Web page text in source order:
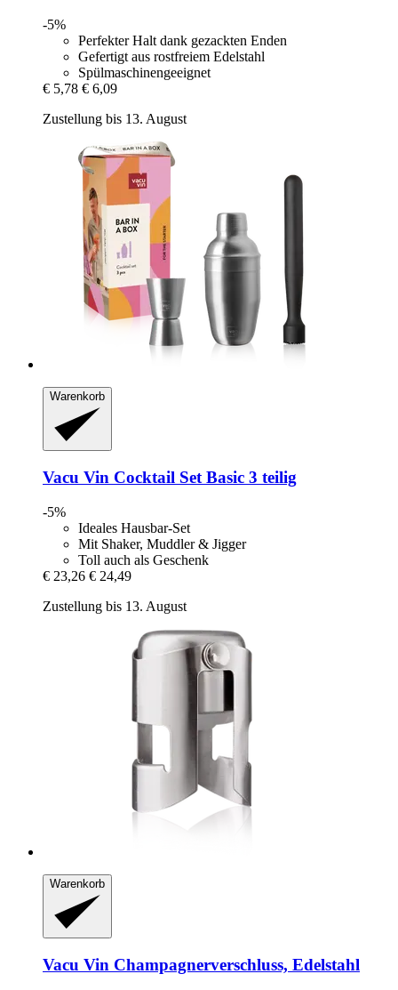
-5%
Perfekter Halt dank gezackten Enden
Gefertigt aus rostfreiem Edelstahl
Spülmaschinengeeignet
€ 5,78 € 6,09
Zustellung bis 13. August
Warenkorb
Vacu Vin Cocktail Set Basic 3 teilig
-5%
Ideales Hausbar-Set
Mit Shaker, Muddler & Jigger
Toll auch als Geschenk
€ 23,26 € 24,49
Zustellung bis 13. August
Warenkorb
Vacu Vin Champagnerverschluss, Edelstahl